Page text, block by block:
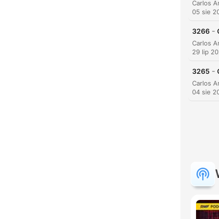
05 sie
3266 -
29 lip
3265 -
04 sie